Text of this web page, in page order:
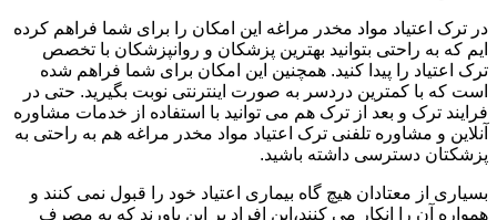
در ترک اعتیاد مواد مخدر مراغه این امکان را برای شما فراهم کرده
ایم که به راحتی بتوانید بهترین پزشکان و روانپزشکان با تخصص
ترک اعتیاد را پیدا کنید. همچنین این امکان برای شما فراهم شده
است که با کمترین دردسر به صورت اینترنتی نوبت بگیرید. حتی در
فرایند ترک و بعد از ترک هم می توانید با استفاده از خدمات مشاوره
آنلاین و مشاوره تلفنی ترک اعتیاد مواد مخدر مراغه هم به راحتی به
پزشکتان دسترسی داشته باشید.
بسیاری از معتادان هیچ گاه بیماری اعتیاد خود را قبول نمی کنند و
همواره آن را انکار می کنند،این افراد بر این باورند که به مصرف